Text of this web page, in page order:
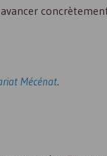
Mécénat.